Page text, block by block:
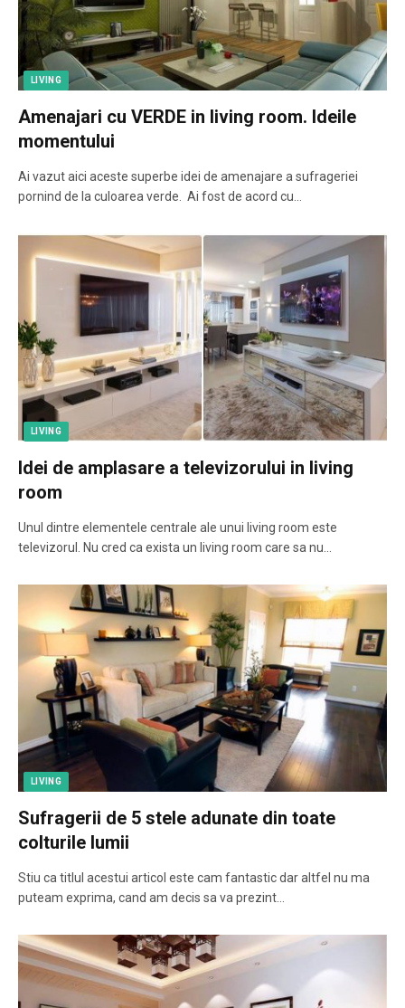
LIVING
Amenajari cu VERDE in living room. Ideile
momentului
Ai vazut aici aceste superbe idei de amenajare a sufrageriei
pornind de la culoarea verde. Ai fost de acord cu…
LIVING
Idei de amplasare a televizorului in living
room
Unul dintre elementele centrale ale unui living room este
televizorul. Nu cred ca exista un living room care sa nu…
LIVING
Sufragerii de 5 stele adunate din toate
colturile lumii
Stiu ca titlul acestui articol este cam fantastic dar altfel nu ma
puteam exprima, cand am decis sa va prezint…